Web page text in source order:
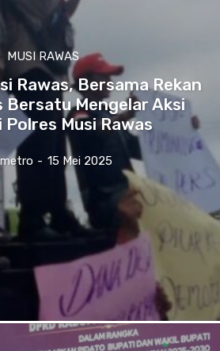
MUSI RAWAS
Rawas, Bersama Rekan
Bersatu Mengelar Aksi
Polres Musi Rawas
- 15 Mei 2025